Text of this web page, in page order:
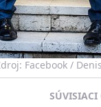
Facebook /
SÚVISIACI